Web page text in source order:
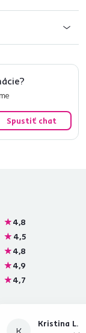
Spustiť chat
4,8
4,5
4,8
4,9
4,7
K
Kristina L.